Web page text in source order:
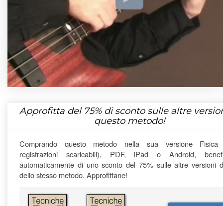
Approfitta del 75%di sconto sulle altre
questo metodo!
Comprando questo metodo nella sua versione Fisica
registrazioni scaricabili), PDF, iPad o Android,
automaticamente di uno sconto del 75% sulle altre versioni
dello stesso metodo. Approfittane!